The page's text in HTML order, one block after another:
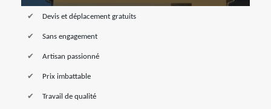
Devis et déplacement gratuits
Sans engagement
Artisan passionné
Prix imbattable
Travail de qualité